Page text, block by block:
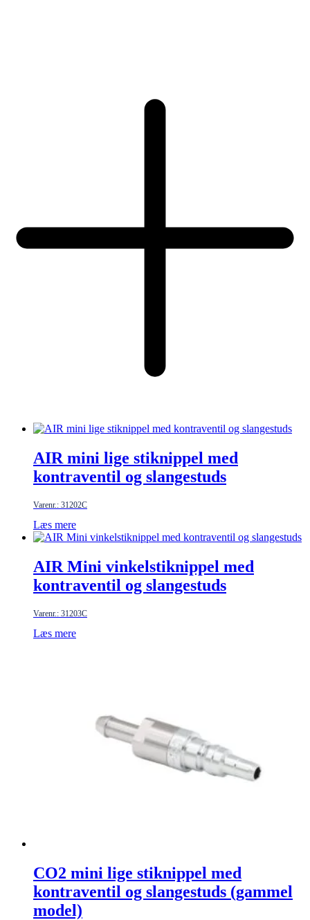
AIR mini lige stiknippel med
kontraventil og slangestuds
Varenr.: 31202C
Læs mere
AIR Mini vinkelstiknippel med
kontraventil og slangestuds
Varenr.: 31203C
Læs mere
CO2 mini lige stiknippel med
kontraventil og slangestuds (gammel
model)